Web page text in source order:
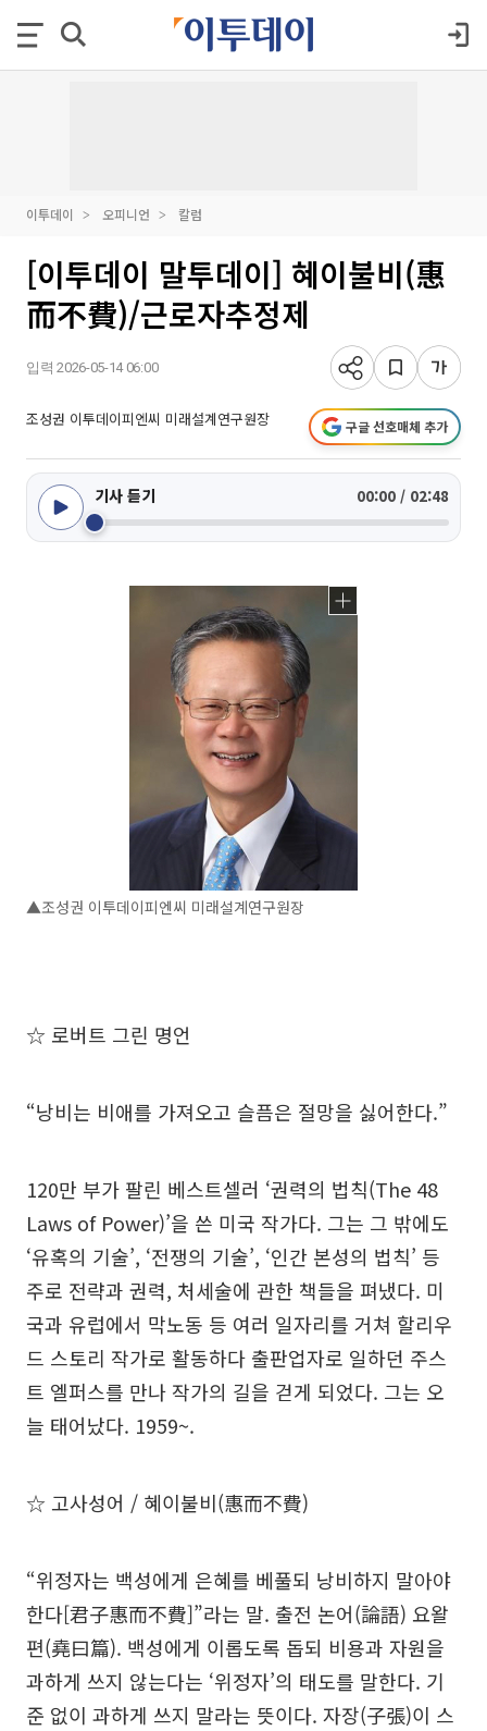
이투데이 오피니언 칼럼
[이투데이 말투데이] 혜이불비(惠
而不費)/근로자추정제
입력 2026-05-14 06:00
조성권 이투데이피엔씨 미래설계연구원장 구글 선호매체 추가
기사 듣기 00:00 / 02:48
▲조성권 이투데이피엔씨 미래설계연구원장
☆ 로버트 그린 명언
“낭비는 비애를 가져오고 슬픔은 절망을 싫어한다.”
120만 부가 팔린 베스트셀러 ‘권력의 법칙(The 48
Laws of Power)’을 쓴 미국 작가다. 그는 그 밖에도
‘유혹의 기술’, ‘전쟁의 기술’, ‘인간 본성의 법칙’ 등
주로 전략과 권력, 처세술에 관한 책들을 펴냈다. 미
국과 유럽에서 막노동 등 여러 일자리를 거쳐 할리우
드 스토리 작가로 활동하다 출판업자로 일하던 주스
트 엘퍼스를 만나 작가의 길을 걷게 되었다. 그는 오
늘 태어났다. 1959~.
☆ 고사성어 / 혜이불비(惠而不費)
“위정자는 백성에게 은혜를 베풀되 낭비하지 말아야
한다[君子惠而不費]”라는 말. 출전 논어(論語) 요왈
편(堯曰篇). 백성에게 이롭도록 돕되 비용과 자원을
과하게 쓰지 않는다는 ‘위정자’의 태도를 말한다. 기
준 없이 과하게 쓰지 말라는 뜻이다. 자장(子張)이 스